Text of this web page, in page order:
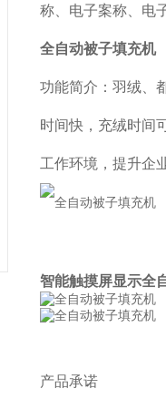
称、电子案称、电
全自动被子填充机
功能简介：羽绒、
时间快，充绒时间
工作环境，提升企
智能触摸屏显示全
产品承诺